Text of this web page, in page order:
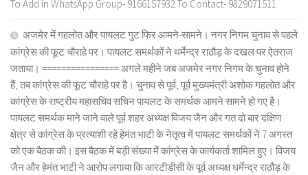
To Add in WhatsApp Group- 9166157932 To Contact- 9829071511
अजमेर में गहलोत और पायलट गुट फिर आमने-सामने। नगर निगम चुनाव से पहले
कांग्रेस की फूट चौराहे पर। पायलट समर्थकों ने धर्मेन्द्र राठौड़ के दखल पर ऐतराज
जताया। ================ अगले महीने जब अजमेर नगर निगम के चुनाव होने
हैं, तब कांग्रेस की फूट चौराहे पर है। चुनाव से पूर्व, पूर्व मुख्यमंत्री अशोक गहलोत और
कांग्रेस के राष्ट्रीय महासचिव सचिन पायलट के समर्थक आमने सामने हो गए है।
पायलट समर्थक माने जाने वाले पूर्व शहर अध्यक्ष विजय जैन और गत दो बार दक्षिण
क्षेत्र से कांग्रेस के प्रत्याशी रहे हेमंत भाटी के नेतृत्व में पायलट समर्थकों ने 7 अगस्त
को एक बैठक की। इस बैठक में बड़ी संख्या में कांग्रेस के कार्यकर्ता शामिल हुए। विजय
जैन और हेमंत भाटी ने आरोप लगाया कि आरटीडीसी के पूर्व अध्यक्ष धर्मेन्द्र राठौड़ के